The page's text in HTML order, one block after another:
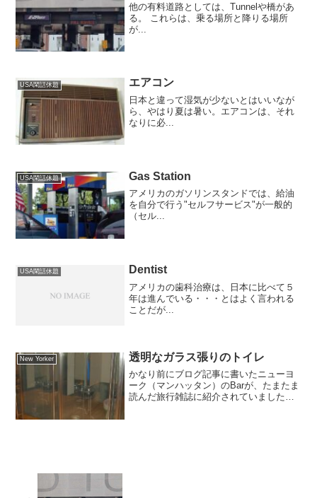
他の有料道路としては、Tunnelや橋があ
る。 これらは、乗る場所と降りる場所
が...
USA閑話休題 エアコン
日本と違って湿気が少ないとはいいなが
ら、やはり夏は暑い。エアコンは、それ
なりに必...
USA閑話休題 Gas Station
アメリカのガソリンスタンドでは、給油
を自分で行う"セルフサービス"が一般的
（セル...
USA閑話休題 Dentist
アメリカの歯科治療は、日本に比べて５
年は進んでいる・・・とはよく言われる
ことだが...
New Yorker 透明なガラス張りのトイレ
かなり前にブログ記事に書いたニューヨ
ーク（マンハッタン）のBarが、たまたま
読んだ旅行雑誌に紹介されていました。